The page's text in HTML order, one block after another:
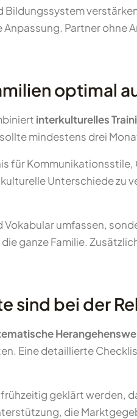
Partner
optimal
interkulturelles
mindestens drei
für
Unterschiede zu
umfassen,
ganze Familie.
sind bei der
Eine detaillierte
geklärt werden,
die